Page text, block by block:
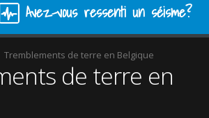
Avez-vous ressenti un séisme?
Tremblements de terre en Belgique
de terre en